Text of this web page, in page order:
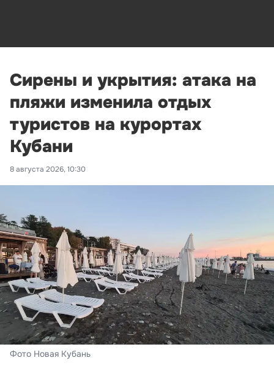
Сирены и укрытия: атака на
пляжи изменила отдых
туристов на курортах
Кубани
8 августа 2026, 10:30
Фото Новая Кубань